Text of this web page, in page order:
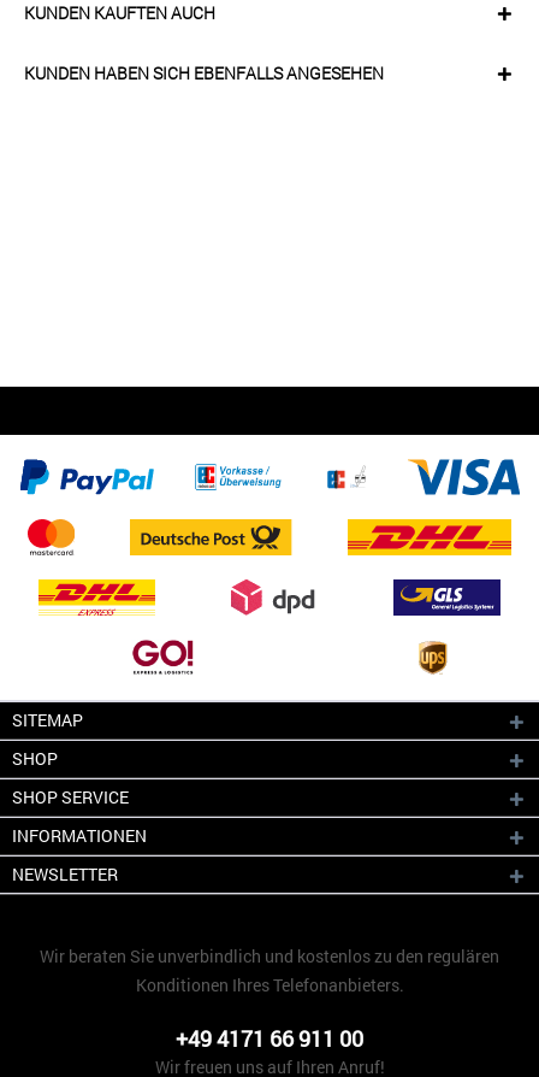
KUNDEN KAUFTEN AUCH
KUNDEN HABEN SICH EBENFALLS ANGESEHEN
SITEMAP
SHOP
SHOP SERVICE
INFORMATIONEN
NEWSLETTER
Wir beraten Sie unverbindlich und kostenlos zu den regulären
Konditionen Ihres Telefonanbieters.
+49 4171 66 911 00
Wir freuen uns auf Ihren Anruf!